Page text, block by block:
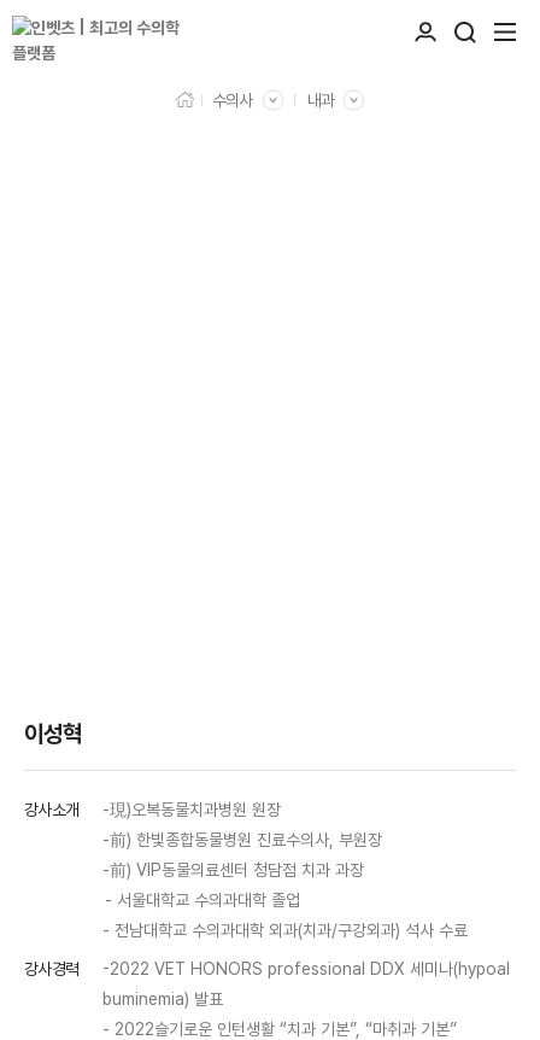
수의사 내과
이성혁
강사소개
-現)오복동물치과병원 원장
-前) 한빛종합동물병원 진료수의사, 부원장
-前) VIP동물의료센터 청담점 치과 과장
- 서울대학교 수의과대학 졸업
- 전남대학교 수의과대학 외과(치과/구강외과) 석사 수료
강사경력
-2022 VET HONORS professional DDX 세미나(hypoal
buminemia) 발표
- 2022슬기로운 인턴생활 “치과 기본”, “마취과 기본”